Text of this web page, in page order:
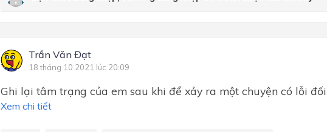
Trần Văn Đạt
18 tháng 10 2021 lúc 20:09
Ghi lại tâm trạng của em sau khi để xảy ra một chuyện có lỗi
Xem chi tiết